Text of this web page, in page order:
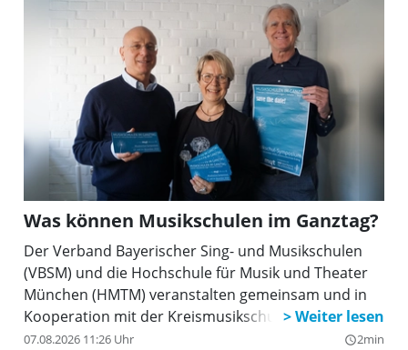
Was können Musikschulen im Ganztag?
Der Verband Bayerischer Sing- und Musikschulen
(VBSM) und die Hochschule für Musik und Theater
München (HMTM) veranstalten gemeinsam und in
Kooperation mit der Kreismusikschule Erding am
13. und 14. November das dritte Musikschul-
07.08.2026 11:26 Uhr query_builder2min